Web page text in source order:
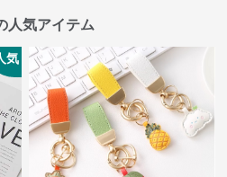
人気アイテム
気